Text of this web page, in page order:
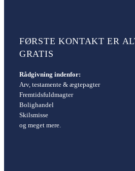
FØRSTE KONTAKT ER
GRATIS
Rådgivning indenfor:
Arv, testamente & ægtepagter
Fremtidsfuldmagter
Bolighandel
Skilsmisse
og meget mere.